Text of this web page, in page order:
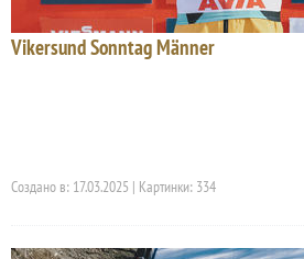
Vikersund Sonntag Männer
Создано в: 17.03.2025 | Картинки: 334